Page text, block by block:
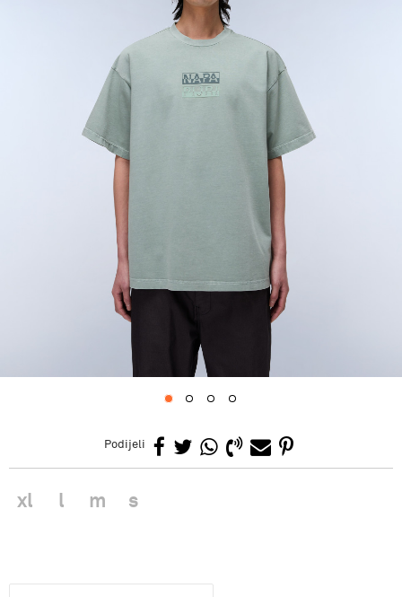
Podijeli
xl l m s